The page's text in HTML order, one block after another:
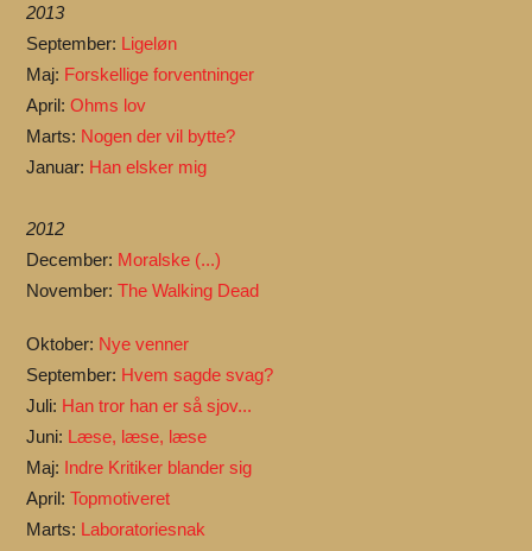
2013
September: Ligeløn
Maj: Forskellige forventninger
April:Ohms lov
Marts: Nogen der vil bytte?
Januar: Han elsker mig
2012
December: Moralske (...)
November:The Walking Dead
Oktober: Nye venner
September: Hvem sagde svag?
Juli: Han tror han er så sjov...
Juni: Læse, læse, læse
Maj: Indre Kritiker blander sig
April:Topmotiveret
Marts: Laboratoriesnak